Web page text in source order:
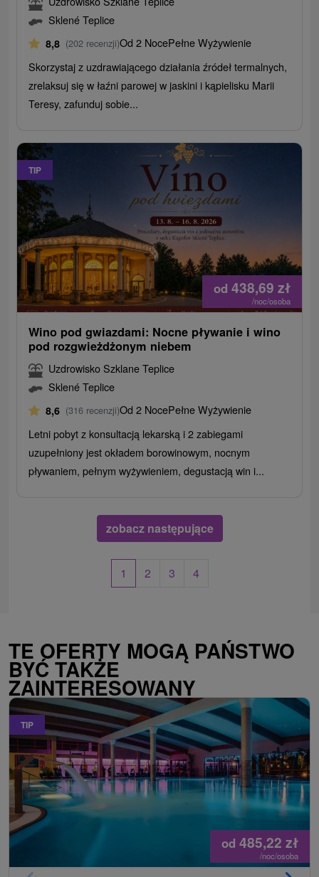
Sklené Teplice
8,8 (202 recenzji)Od 2 NocePełne Wyżywienie
Skorzystaj z uzdrawiającego działania źródeł termalnych,
zrelaksuj się w łaźni parowej w jaskini i kąpielisku Marii
Teresy, zafunduj sobie...
TIP
od 438,69 zł
/noc/osoba
Wino pod gwiazdami: Nocne pływanie i wino
pod rozgwieżdżonym niebem
Uzdrowisko Szklane Teplice
Sklené Teplice
8,6 (316 recenzji)Od 2 NocePełne Wyżywienie
Letni pobyt z konsultacją lekarską i 2 zabiegami
uzupełniony jest okładem borowinowym, nocnym
pływaniem, pełnym wyżywieniem, degustacją win i...
zobacz następujące
1 2 3 4
TE OFERTY MOGĄ PAŃSTWO
BYĆ TAKŻE
ZAINTERESOWANY
TIP
od 485,22 zł
/noc/osoba